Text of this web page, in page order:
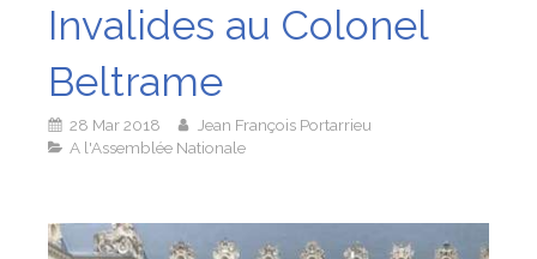
Invalides au Colonel
Beltrame
28 Mar 2018
Jean François Portarrieu
A l'Assemblée Nationale